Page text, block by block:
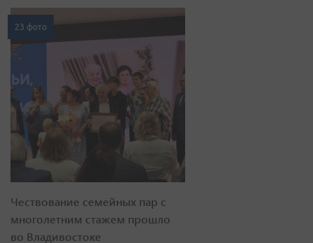
23 фото
Чествование семейных пар с
многолетним стажем прошло
во Владивостоке